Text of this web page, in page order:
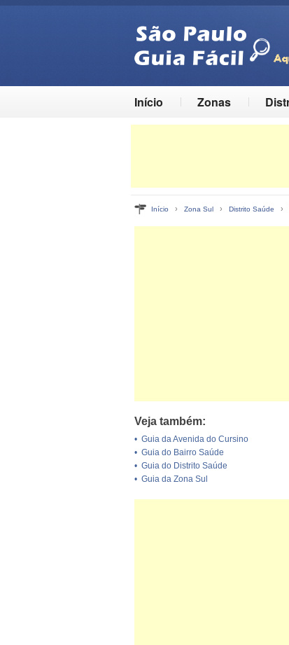
Início Zonas
Início › Zona Sul › Distrito Saúde ›
Veja também:
• Guia da Avenida do Cursino
• Guia do Bairro Saúde
• Guia do Distrito Saúde
• Guia da Zona Sul